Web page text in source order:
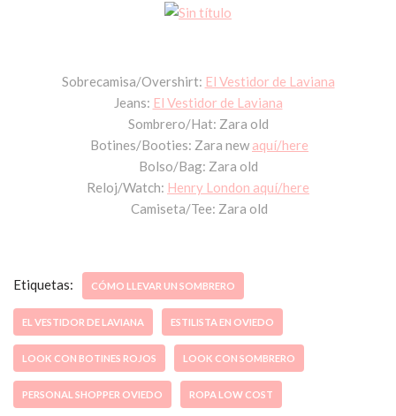
Sobrecamisa/Overshirt: El Vestidor de Laviana
Jeans: El Vestidor de Laviana
Sombrero/Hat: Zara old
Botines/Booties: Zara newaquí/here
Bolso/Bag: Zara old
Reloj/Watch: Henry London aquí/here
Camiseta/Tee: Zara old
Etiquetas: CÓMO LLEVAR UN SOMBRERO
EL VESTIDOR DE LAVIANA ESTILISTA EN OVIEDO
LOOK CON BOTINES ROJOS LOOK CON SOMBRERO
PERSONAL SHOPPER OVIEDO ROPA LOW COST